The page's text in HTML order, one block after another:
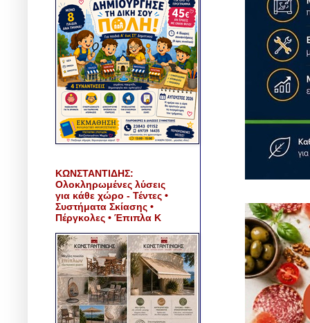
ΚΩΝΣΤΑΝΤΙΔΗΣ:
Ολοκληρωμένες λύσεις
για κάθε χώρο - Τέντες •
Συστήματα Σκίασης •
Πέργκολες • Έπιπλα Κ